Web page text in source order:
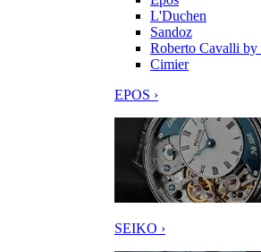
L'Duchen
Sandoz
Roberto Cavalli
Cimier
EPOS ›
SEIKO ›